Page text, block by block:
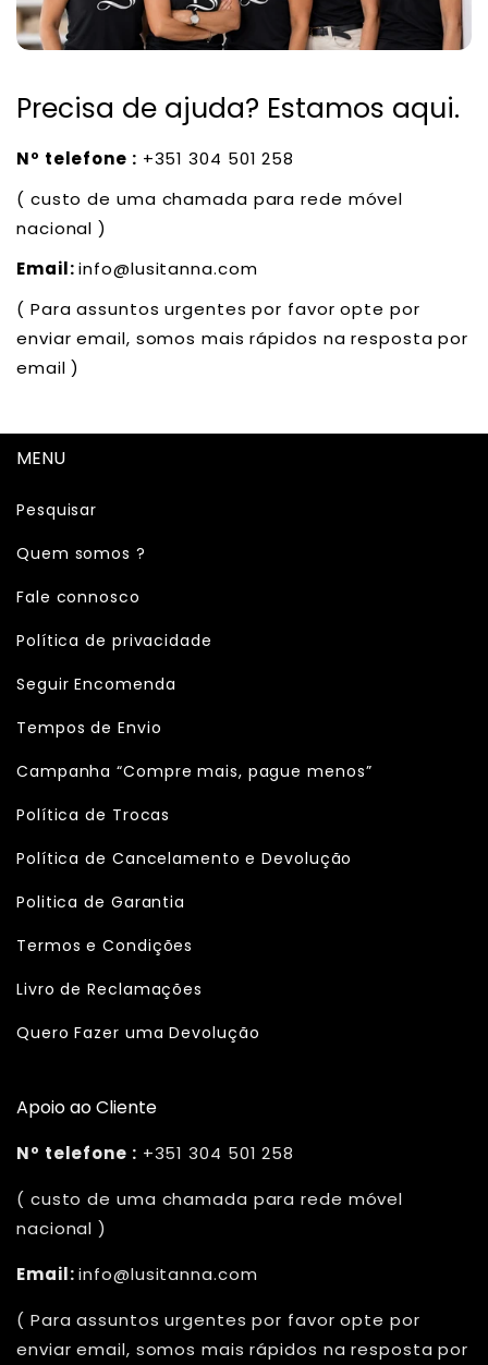
Precisa de ajuda? Estamos aqui.
Nº telefone : +351 304 501 258
( custo de uma chamada para rede móvel
nacional )
Email:info@lusitanna.com
( Para assuntos urgentes por favor opte por
enviar email, somos mais rápidos na resposta por
email )
MENU
Pesquisar
Quem somos ?
Fale connosco
Política de privacidade
Seguir Encomenda
Tempos de Envio
Campanha “Compre mais, pague menos”
Política de Trocas
Política de Cancelamento e Devolução
Politica de Garantia
Termos e Condições
Livro de Reclamações
Quero Fazer uma Devolução
Apoio ao Cliente
Nº telefone : +351 304 501 258
( custo de uma chamada para rede móvel
nacional )
Email:info@lusitanna.com
( Para assuntos urgentes por favor opte por
enviar email, somos mais rápidos na resposta por